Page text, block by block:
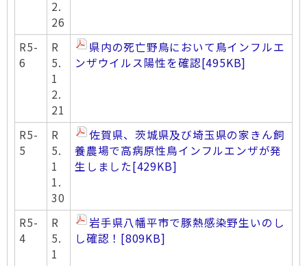
2.
26
R5-
6
R
5.
1
2.
21
県内の死亡野鳥において鳥インフルエ
ンザウイルス陽性を確認[495KB]
R5-
5
R
5.
1
1.
30
佐賀県、茨城県及び埼玉県の家きん飼
養農場で高病原性鳥インフルエンザが発
生しました[429KB]
R5-
4
R
5.
1
岩手県八幡平市で豚熱感染野生いのし
し確認！ [809KB]